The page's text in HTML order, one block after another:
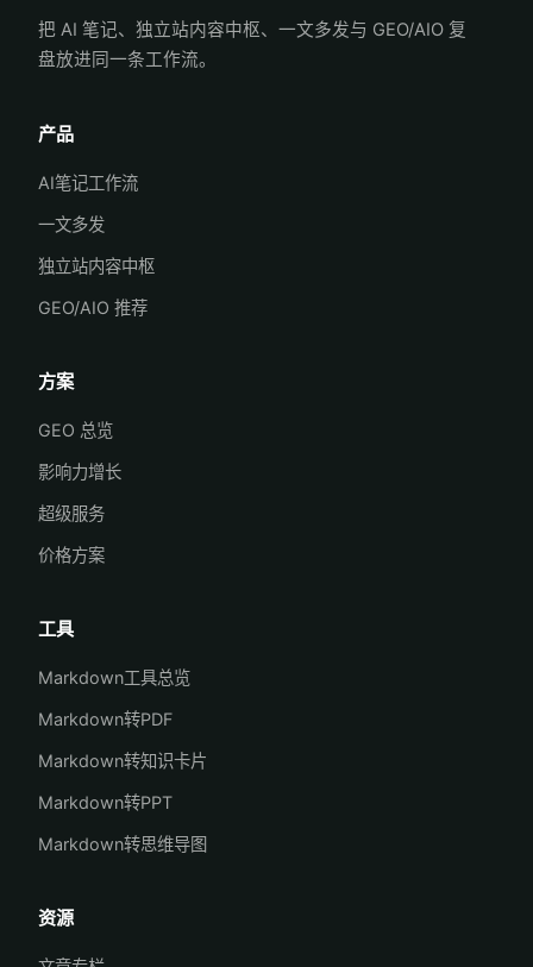
把 AI 笔记、独立站内容中枢、一文多发与 GEO/AIO 复
盘放进同一条工作流。
产品
AI笔记工作流
一文多发
独立站内容中枢
GEO/AIO 推荐
方案
GEO 总览
影响力增长
超级服务
价格方案
工具
Markdown工具总览
Markdown转PDF
Markdown转知识卡片
Markdown转PPT
Markdown转思维导图
资源